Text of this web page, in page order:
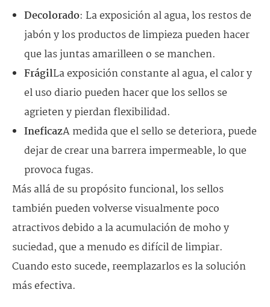
Decolorado: La exposición al agua, los restos de
jabón y los productos de limpieza pueden hacer
que las juntas amarilleen o se manchen.
FrágilLa exposición constante al agua, el calor y
el uso diario pueden hacer que los sellos se
agrieten y pierdan flexibilidad.
IneficazA medida que el sello se deteriora, puede
dejar de crear una barrera impermeable, lo que
provoca fugas.
Más allá de su propósito funcional, los sellos
también pueden volverse visualmente poco
atractivos debido a la acumulación de moho y
suciedad, que a menudo es difícil de limpiar.
Cuando esto sucede, reemplazarlos es la solución
más efectiva.